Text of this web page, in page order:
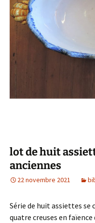
lot de huit
anciennes
22 novembre 2021
Série de huit assiettes
quatre creuses en